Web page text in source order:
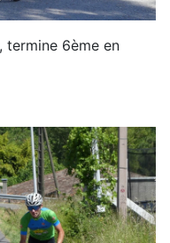
termine 6ème en